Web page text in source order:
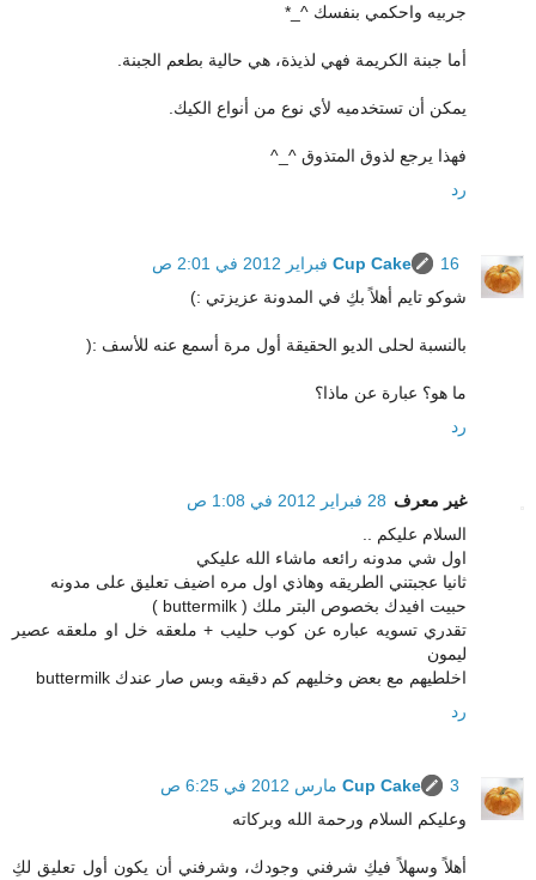
جربيه واحكمي بنفسك ^_*
أما جبنة الكريمة فهي لذيذة، هي حالية بطعم الجبنة.
يمكن أن تستخدميه لأي نوع من أنواع الكيك.
فهذا يرجع لذوق المتذوق ^_^
رد
Cup Cake
16 فبراير 2012 في 2:01 ص
شوكو تايم أهلاً بكِ في المدونة عزيزتي :)
بالنسبة لحلى الديو الحقيقة أول مرة أسمع عنه للأسف :(
ما هو؟ عبارة عن ماذا؟
رد
غير معرف 28 فبراير 2012 في 1:08 ص
السلام عليكم ..
اول شي مدونه رائعه ماشاء الله عليكي
ثانيا عجبتني الطريقه وهاذي اول مره اضيف تعليق على مدونه
حبيت افيدك بخصوص البتر ملك ( buttermilk )
تقدري تسويه عباره عن كوب حليب + ملعقه خل او ملعقه عصير
ليمون
اخلطيهم مع بعض وخليهم كم دقيقه وبس صار عندك buttermilk
رد
Cup Cake
3 مارس 2012 في 6:25 ص
وعليكم السلام ورحمة الله وبركاته
أهلاً وسهلاً فيكِ شرفني وجودك، وشرفني أن يكون أول تعليق لكِ